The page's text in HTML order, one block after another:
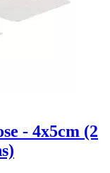
- 4x5cm (2